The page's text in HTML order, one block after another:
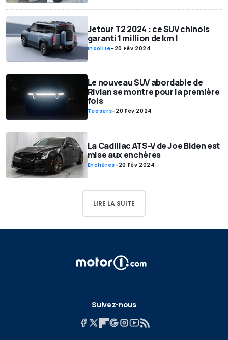
Jetour T2 2024 : ce SUV chinois
garanti 1 million de km !
Insolite- 20 Fév 2024
Le nouveau SUV abordable de
Rivian se montre pour la première
fois
Teasers- 20 Fév 2024
La Cadillac ATS-V de Joe Biden est
mise aux enchères
Enchères- 20 Fév 2024
LIRE LA SUITE
Suivez-nous